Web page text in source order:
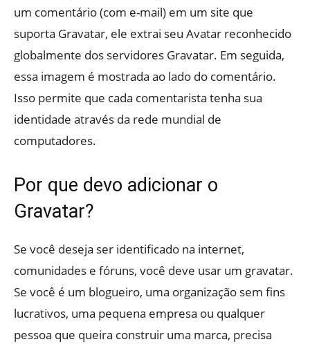
um comentário (com e-mail) em um site que
suporta Gravatar, ele extrai seu Avatar reconhecido
globalmente dos servidores Gravatar. Em seguida,
essa imagem é mostrada ao lado do comentário.
Isso permite que cada comentarista tenha sua
identidade através da rede mundial de
computadores.
Por que devo adicionar o
Gravatar?
Se você deseja ser identificado na internet,
comunidades e fóruns, você deve usar um gravatar.
Se você é um blogueiro, uma organização sem fins
lucrativos, uma pequena empresa ou qualquer
pessoa que queira construir uma marca, precisa